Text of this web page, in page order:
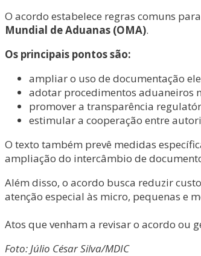
O acordo estabelece regras comuns para
Mundial de Aduanas (OMA).
Os principais pontos são:
ampliar o uso de documentação
adotar procedimentos aduaneiros
promover a transparência
estimular a cooperação entre
O texto também prevê medidas
ampliação do intercâmbio de
Além disso, o acordo busca reduzir
atenção especial às micro, pequenas e
Atos que venham a revisar o acordo ou
Foto: Júlio César Silva/MDIC